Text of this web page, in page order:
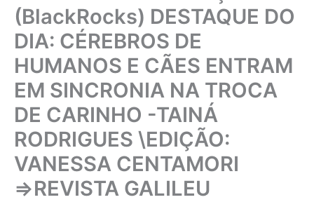
(BlackRocks) DESTAQUE DO
DIA: CÉREBROS DE
HUMANOS E CÃES ENTRAM
EM SINCRONIA NA TROCA
DE CARINHO -TAINÁ
RODRIGUES \EDIÇÃO:
VANESSA CENTAMORI
=>REVISTA GALILEU